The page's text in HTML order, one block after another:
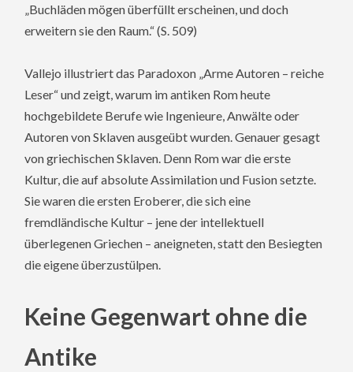
„Buchläden mögen überfüllt erscheinen, und doch
erweitern sie den Raum.“ (S. 509)
Vallejo illustriert das Paradoxon „Arme Autoren – reiche
Leser“ und zeigt, warum im antiken Rom heute
hochgebildete Berufe wie Ingenieure, Anwälte oder
Autoren von Sklaven ausgeübt wurden. Genauer gesagt
von griechischen Sklaven. Denn Rom war die erste
Kultur, die auf absolute Assimilation und Fusion setzte.
Sie waren die ersten Eroberer, die sich eine
fremdländische Kultur – jene der intellektuell
überlegenen Griechen – aneigneten, statt den Besiegten
die eigene überzustülpen.
Keine Gegenwart ohne die
Antike